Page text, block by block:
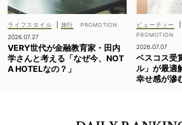
ライフスタイル
旅行
2026.07.27
VERY世代が金融教育家・田内
学さんと考える「なぜ今、NOT
A HOTELなの？」
ビューティー
2026.07.07
ベスコス受
ル」が最適
幸せ感が滲